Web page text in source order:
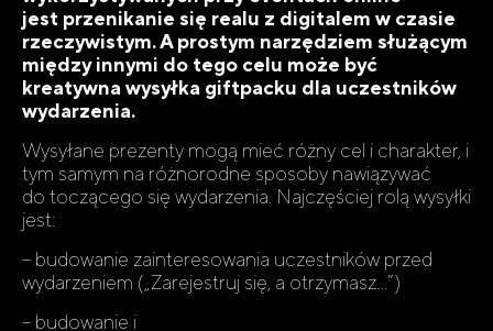
jest przenikanie się realu z digitalem w czasie
rzeczywistym. A prostym narzędziem służącym
między innymi do tego celu może być
kreatywna wysyłka giftpacku dla uczestników
wydarzenia.
Wysyłane prezenty mogą mieć różny cel i charakter, i
tym samym na różnorodne sposoby nawiązywać
do toczącego się wydarzenia. Najczęściej rolą wysyłki
jest:
– budowanie zainteresowania uczestników przed
wydarzeniem („Zarejestruj się, a otrzymasz…”)
– budowanie i